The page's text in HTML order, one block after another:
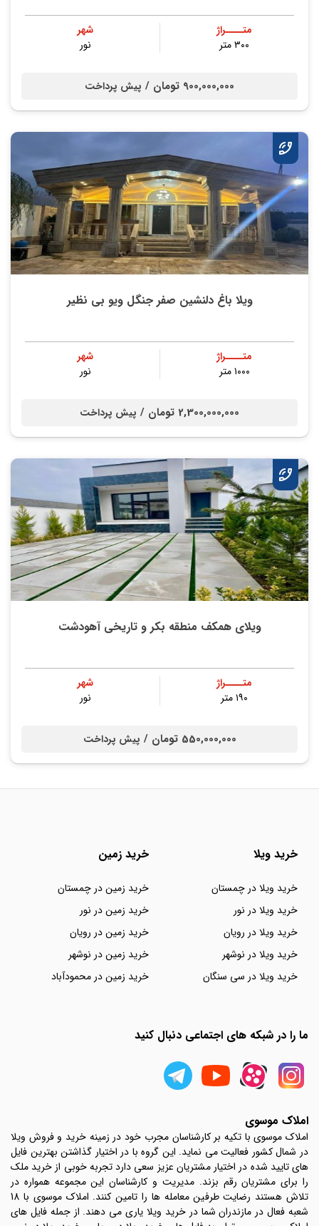
متــــراژ
۳۰۰ متر
شهر
نور
900,000,000 تومان / پیش پرداخت
ویلا باغ دلنشین صفر جنگل ویو بی نظیر
متــــراژ
۱۰۰۰ متر
شهر
نور
2,300,000,000 تومان / پیش پرداخت
ویلای همکف منطقه بکر و تاریخی آهودشت
متــــراژ
۱۹۰ متر
شهر
نور
550,000,000 تومان / پیش پرداخت
خرید ویلا
خرید ویلا در چمستان
خرید ویلا در نور
خرید ویلا در رویان
خرید ویلا در نوشهر
خرید ویلا در سی سنگان
خرید زمین
خرید زمین در چمستان
خرید زمین در نور
خرید زمین در رویان
خرید زمین در نوشهر
خرید زمین در محمودآباد
ما را در شبکه های اجتماعی دنبال کنید
املاک موسوی
املاک موسوی با تکیه بر کارشناسان مجرب خود در زمینه خرید و فروش ویلا
در شمال کشور فعالیت می نماید. این گروه با در اختیار گذاشتن بهترین فایل
های تایید شده در اختیار مشتریان عزیز سعی دارد تجربه خوبی از خرید ملک
را برای مشتریان رقم بزند. مدیریت و کارشناسان این مجموعه همواره در
تلاش هستند رضایت طرفین معامله ها را تامین کنند. املاک موسوی با 18
شعبه فعال در مازندران شما در خرید ویلا یاری می دهند. از جمله فایل های